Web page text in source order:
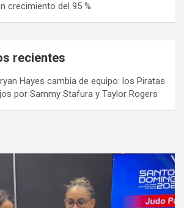
crecimiento del 95 %
recientes
Hayes cambia de equipo: los Piratas
por Sammy Stafura y Taylor Rogers